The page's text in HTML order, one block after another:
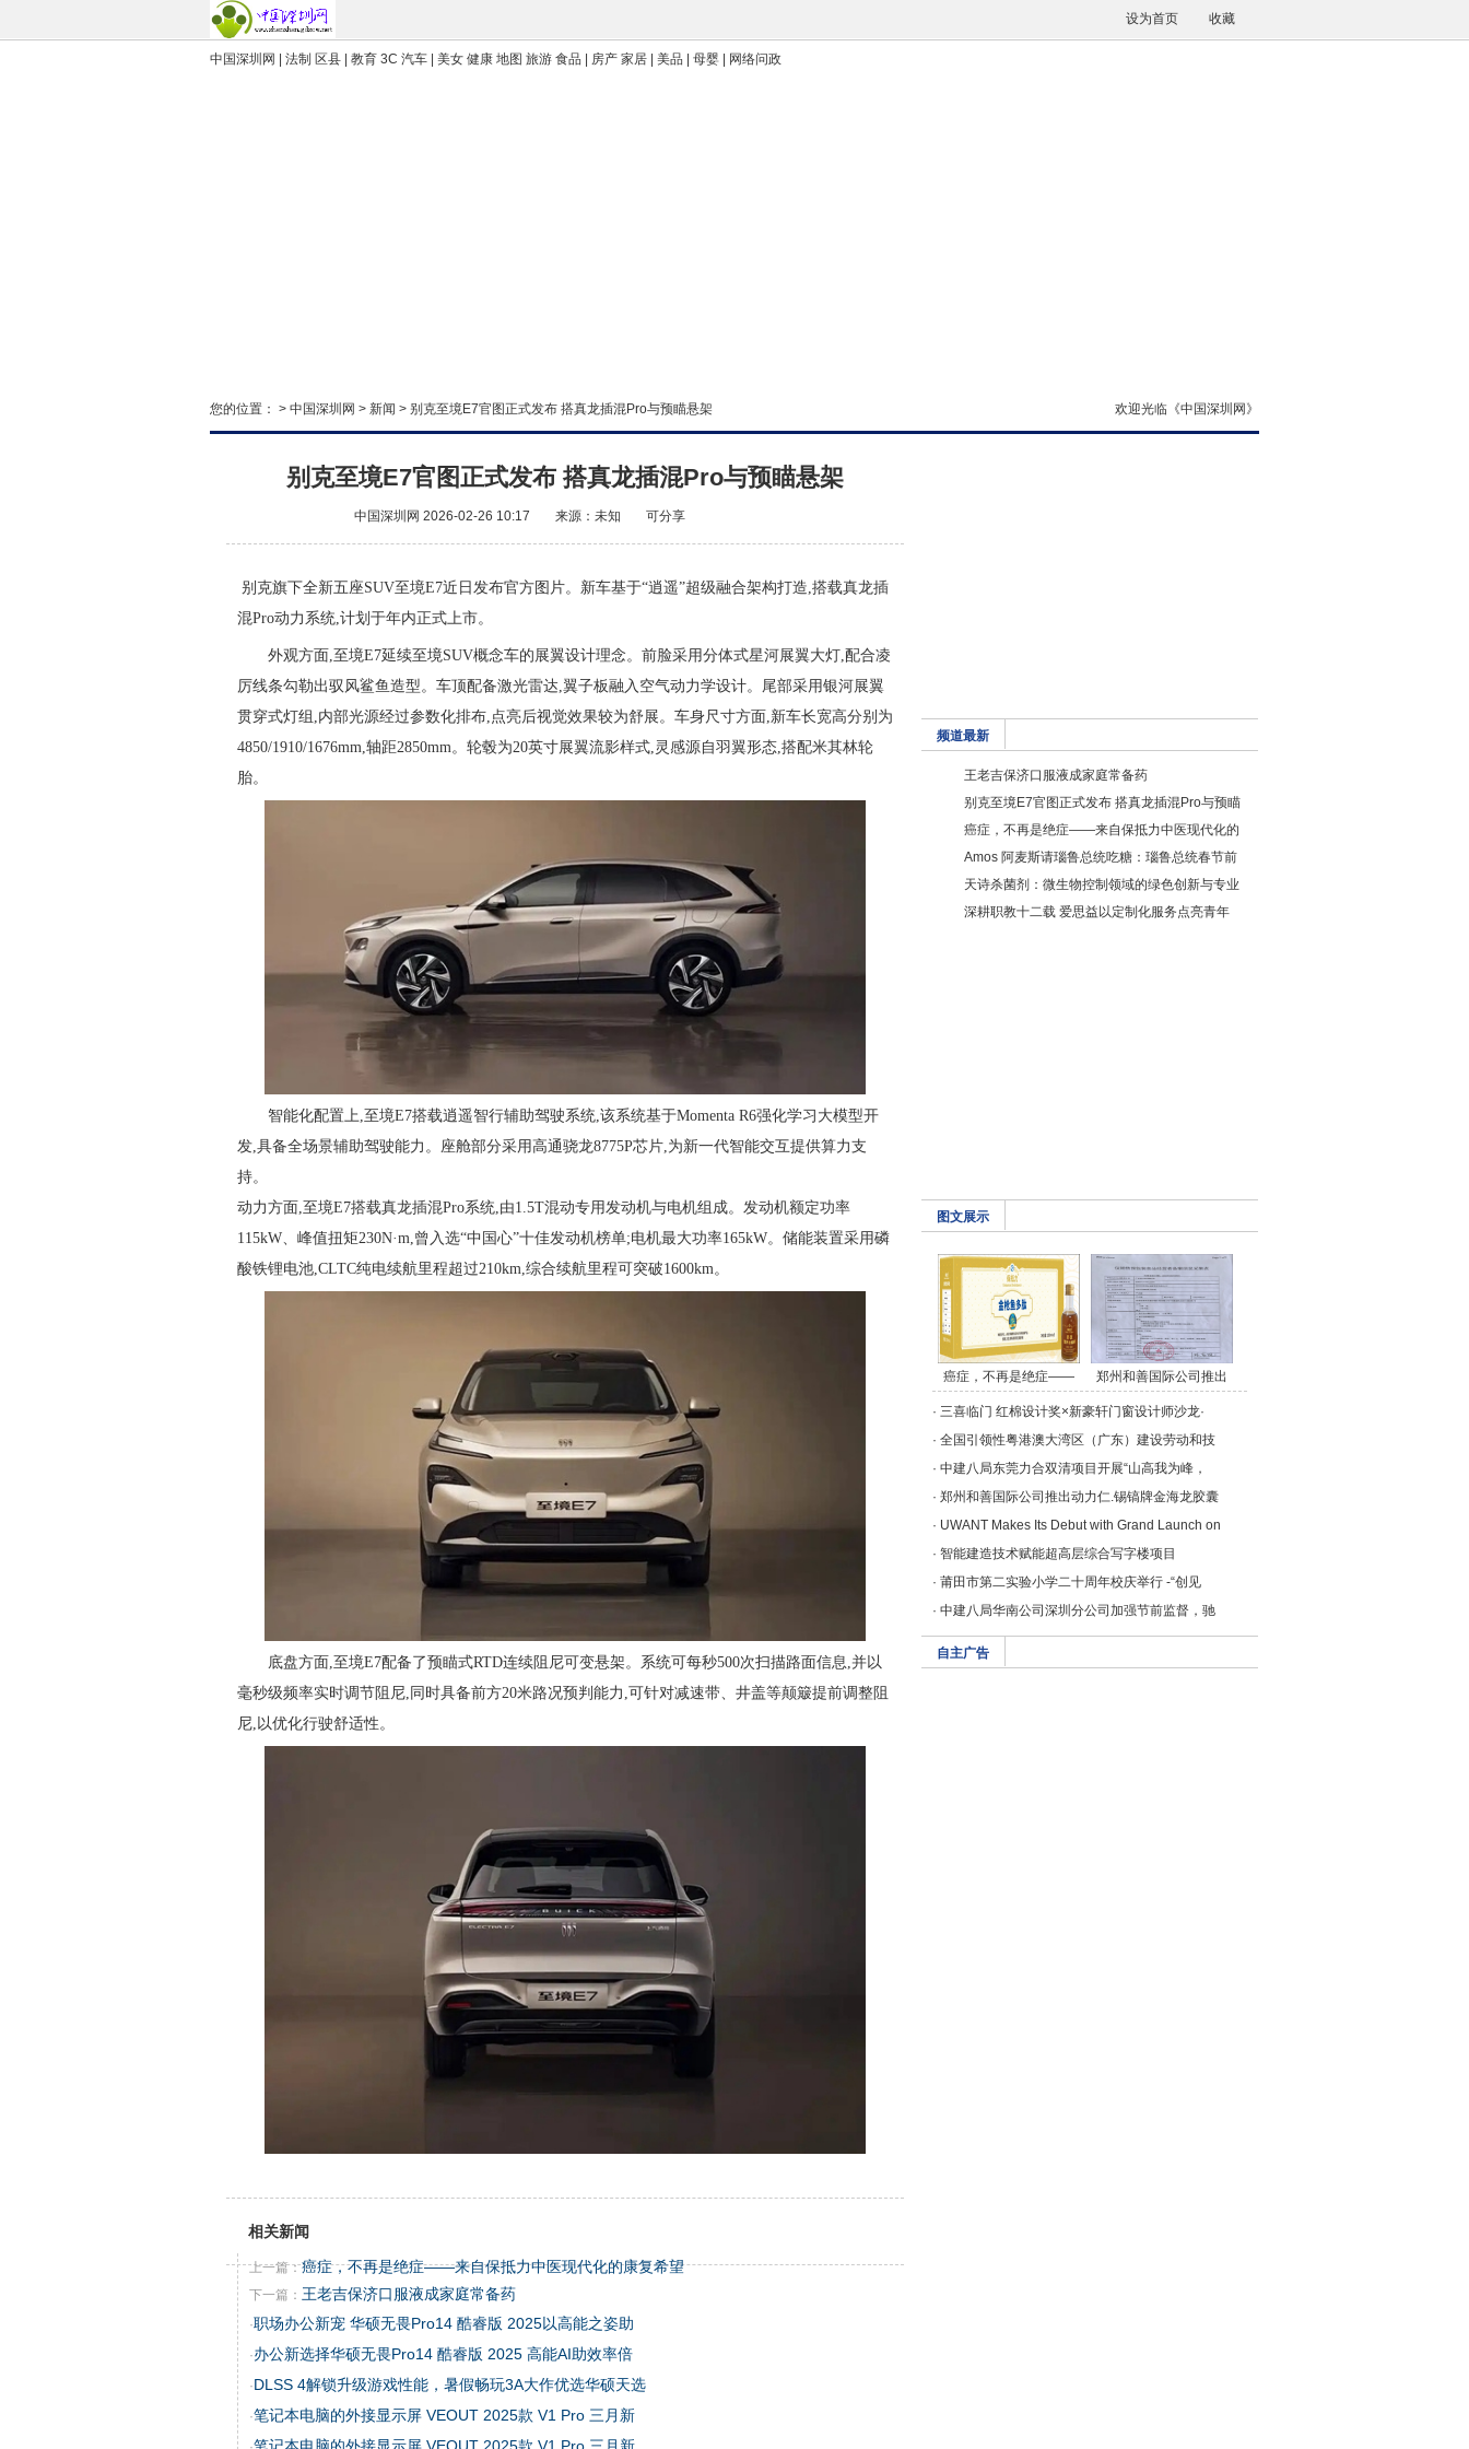
设为首页 收藏
中国深圳网 | 法制 区县 | 教育 3C 汽车 | 美女 健康 地图 旅游 食品 | 房产 家居 | 美品 | 母婴 | 网络问政
您的位置： > 中国深圳网 > 新闻 > 别克至境E7官图正式发布 搭真龙插混Pro与预瞄悬架 欢迎光临《中国深圳网》
别克至境E7官图正式发布 搭真龙插混Pro与预瞄悬架
中国深圳网 2026-02-26 10:17 来源：未知 可分享
别克旗下全新五座SUV至境E7近日发布官方图片。新车基于“逍遥”超级融合架构打造,搭载真龙插
混Pro动力系统,计划于年内正式上市。
外观方面,至境E7延续至境SUV概念车的展翼设计理念。前脸采用分体式星河展翼大灯,配合凌
厉线条勾勒出驭风鲨鱼造型。车顶配备激光雷达,翼子板融入空气动力学设计。尾部采用银河展翼
贯穿式灯组,内部光源经过参数化排布,点亮后视觉效果较为舒展。车身尺寸方面,新车长宽高分别为
4850/1910/1676mm,轴距2850mm。轮毂为20英寸展翼流影样式,灵感源自羽翼形态,搭配米其林轮
胎。
智能化配置上,至境E7搭载逍遥智行辅助驾驶系统,该系统基于Momenta R6强化学习大模型开
发,具备全场景辅助驾驶能力。座舱部分采用高通骁龙8775P芯片,为新一代智能交互提供算力支
持。
动力方面,至境E7搭载真龙插混Pro系统,由1.5T混动专用发动机与电机组成。发动机额定功率
115kW、峰值扭矩230N·m,曾入选“中国心”十佳发动机榜单;电机最大功率165kW。储能装置采用磷
酸铁锂电池,CLTC纯电续航里程超过210km,综合续航里程可突破1600km。
底盘方面,至境E7配备了预瞄式RTD连续阻尼可变悬架。系统可每秒500次扫描路面信息,并以
毫秒级频率实时调节阻尼,同时具备前方20米路况预判能力,可针对减速带、井盖等颠簸提前调整阻
尼,以优化行驶舒适性。
相关新闻
上一篇：癌症，不再是绝症——来自保抵力中医现代化的康复希望
下一篇： 王老吉保济口服液成家庭常备药
·职场办公新宠 华硕无畏Pro14 酷睿版 2025以高能之姿助
·办公新选择华硕无畏Pro14 酷睿版 2025 高能AI助效率倍
·DLSS 4解锁升级游戏性能，暑假畅玩3A大作优选华硕天选
·笔记本电脑的外接显示屏 VEOUT 2025款 V1 Pro 三月新
频道最新
王老吉保济口服液成家庭常备药
别克至境E7官图正式发布 搭真龙插混Pro与预瞄
癌症，不再是绝症——来自保抵力中医现代化的
Amos 阿麦斯请瑙鲁总统吃糖：瑙鲁总统春节前
天诗杀菌剂：微生物控制领域的绿色创新与专业
深耕职教十二载 爱思益以定制化服务点亮青年
图文展示
癌症，不再是绝症—— 郑州和善国际公司推出
· 三喜临门 红棉设计奖×新豪轩门窗设计师沙龙·
· 全国引领性粤港澳大湾区（广东）建设劳动和技
· 中建八局东莞力合双清项目开展“山高我为峰，
· 郑州和善国际公司推出动力仁.锡镐牌金海龙胶囊
· UWANT Makes Its Debut with Grand Launch on
· 智能建造技术赋能超高层综合写字楼项目
· 莆田市第二实验小学二十周年校庆举行 -“创见
· 中建八局华南公司深圳分公司加强节前监督，驰
自主广告